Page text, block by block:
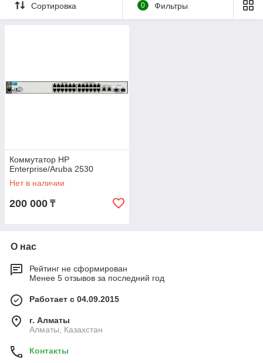
Сортировка 0 Фильтры
Коммутатор HP
Enterprise/Aruba 2530
Нет в наличии
200 000 ₸
О нас
Рейтинг не сформирован
Менее 5 отзывов за последний год
Работает с 04.09.2015
г. Алматы
Алматы, Казахстан
Контакты